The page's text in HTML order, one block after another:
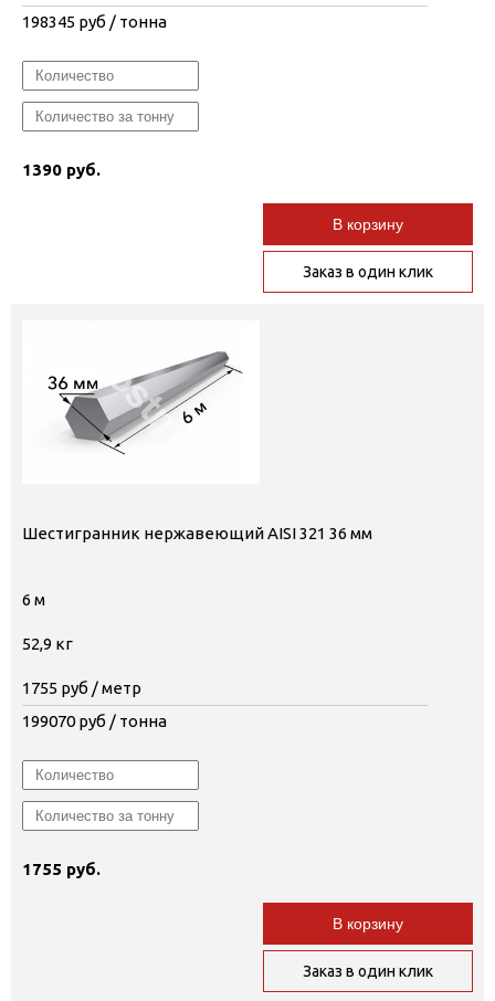
198345 руб / тонна
1390 руб.
В корзину
Заказ в один клик
Шестигранник нержавеющий AISI 321 36 мм
6 м
52,9 кг
1755 руб / метр
199070 руб / тонна
1755 руб.
В корзину
Заказ в один клик